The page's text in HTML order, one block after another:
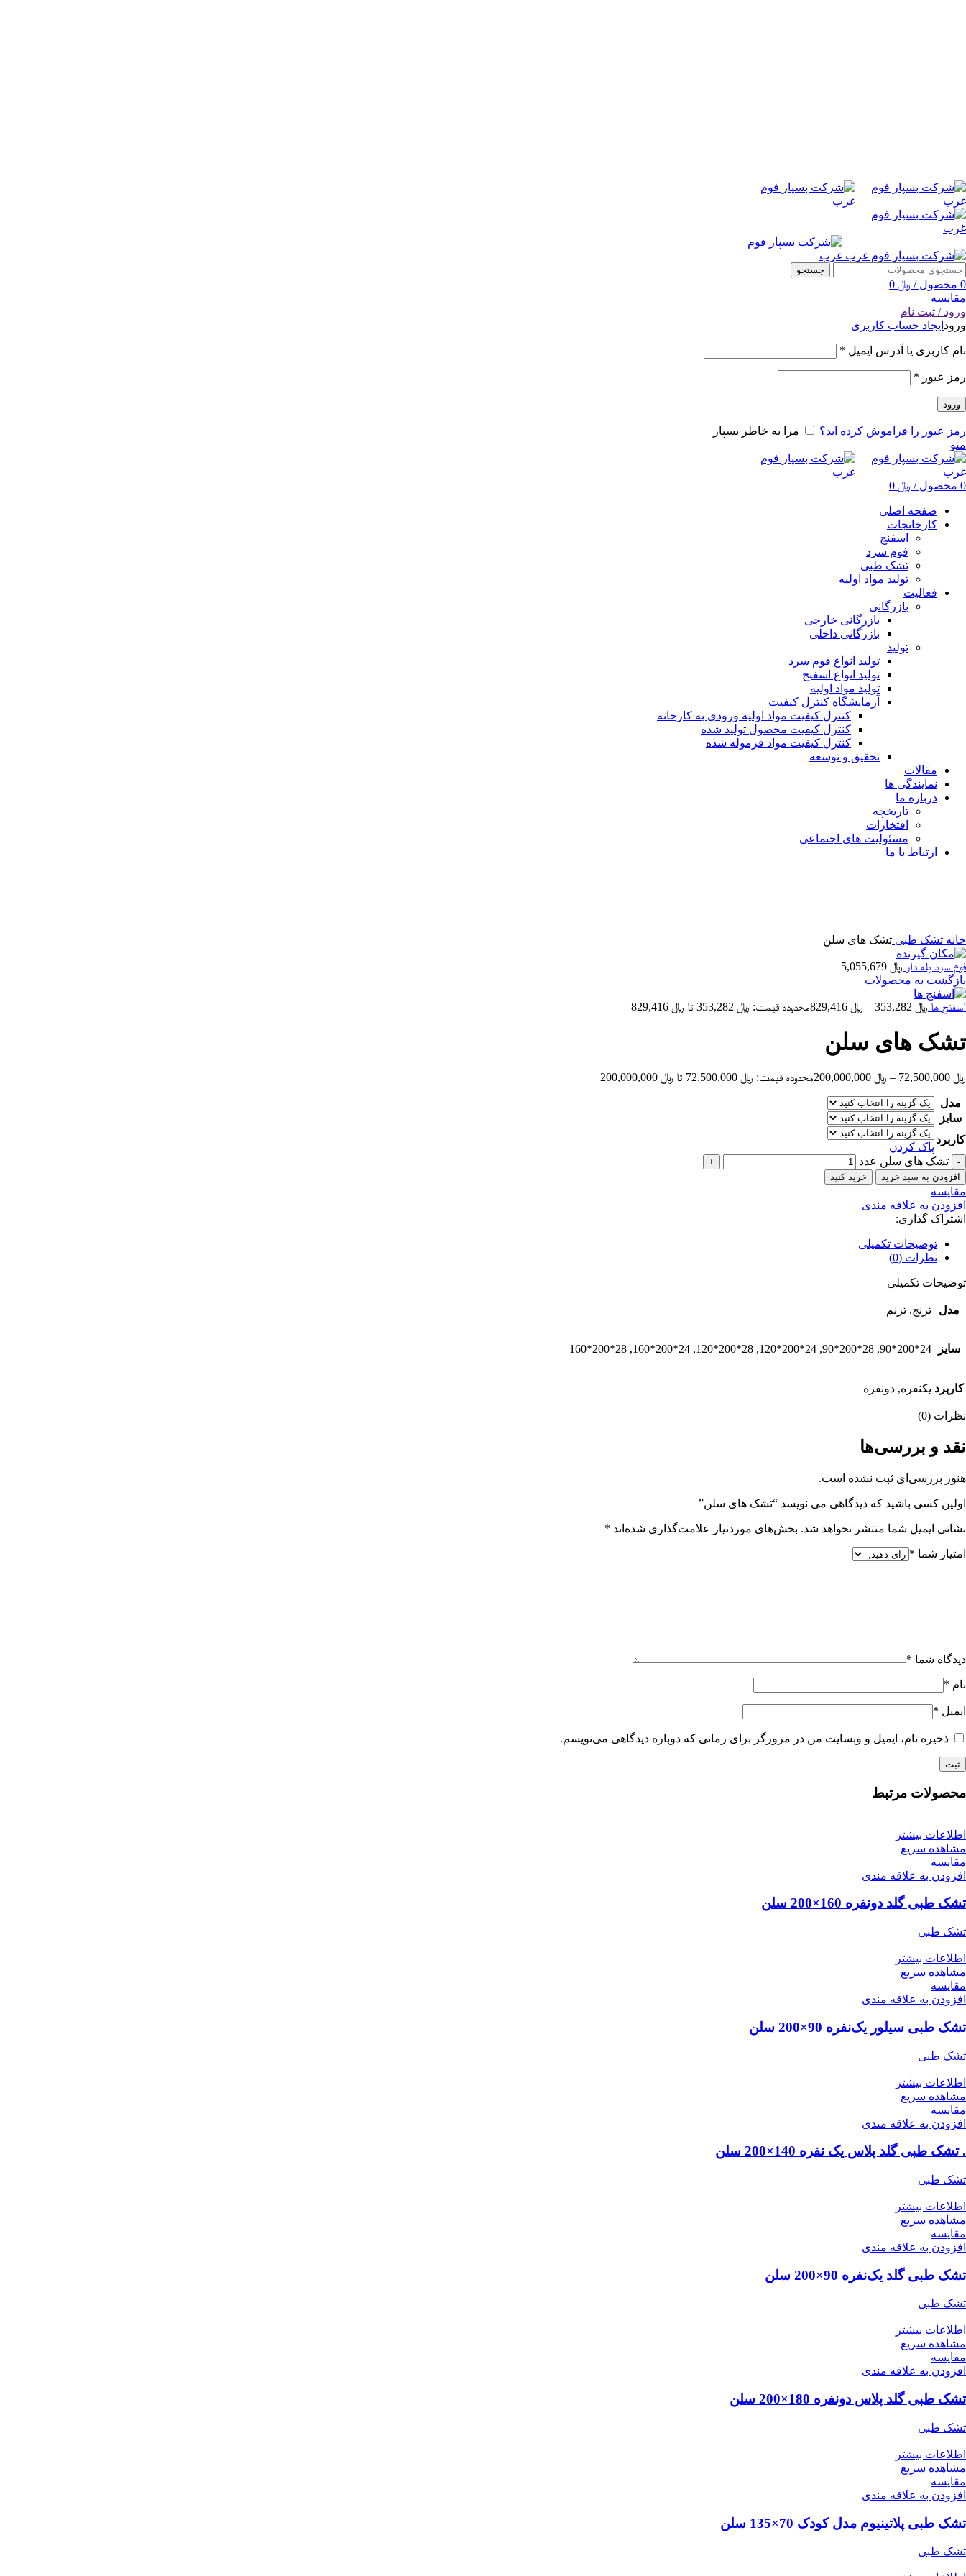
جستجو
0 محصول / ﷼
مقایسه
ورود / ثبت نام
ورود ایجاد حساب کاربری
نام کاربری یا آدرس ایمیل *
رمز عبور *
ورود
رمز عبور را فراموش کرده اید؟
مرا به خاطر بسپار
منو
0 محصول / ﷼
صفحه اصلی
کارخانجات
اسفنج
فوم سرد
تشک طبی
تولید مواد اولیه
فعالیت
بازرگانی
بازرگانی خارجی
بازرگانی داخلی
تولید
تولید انواع فوم سرد
تولید انواع اسفنج
تولید مواد اولیه
آزمایشگاه کنترل کیفیت
کنترل کیفیت مواد اولیه ورودی به کارخانه
کنترل کیفیت محصول تولید شده
کنترل کیفیت مواد فرموله شده
تحقیق و توسعه
مقالات
نمایندگی ها
درباره ما
تاریخچه
افتخارات
مسئولیت های اجتماعی
ارتباط با ما
خانه تشک طبی تشک های سلن
فوم سرد پله دار ﷼
بازگشت به محصولات
اسفنج ها ﷼ – ﷼ محدوده قیمت: ﷼ 353,282 تا ﷼ 829,416
تشک های سلن
﷼ – ﷼ محدوده قیمت: ﷼ 72,500,000 تا ﷼ 200,000,000
مدل
سایز
کاربرد
پاک کردن
تشک های سلن عدد
افزودن به سبد خرید خرید کنید
مقایسه
افزودن به علاقه مندی
اشتراک گذاری:
توضیحات تکمیلی
نظرات (0)
توضیحات تکمیلی
مدل ترنج, ترنم
سایز 24*200*90, 28*200*90, 24*200*120, 28*200*120, 24*200*160, 28*200*160
کاربرد یکنفره, دونفره
نظرات (0)
نقد و بررسی‌ها
هنوز بررسی‌ای ثبت نشده است.
اولین کسی باشید که دیدگاهی می نویسد “تشک های سلن”
نشانی ایمیل شما منتشر نخواهد شد. بخش‌های موردنیاز علامت‌گذاری شده‌اند *
امتیاز شما *
دیدگاه شما *
نام *
ایمیل *
ذخیره نام، ایمیل و وبسایت من در مرورگر برای زمانی که دوباره دیدگاهی می‌نویسم.
محصولات مرتبط
اطلاعات بیشتر
مشاهده سریع
مقایسه
افزودن به علاقه مندی
تشک طبی گلد دو‌نفره 160×200 سلن
تشک طبی
اطلاعات بیشتر
مشاهده سریع
مقایسه
افزودن به علاقه مندی
تشک طبی سیلور یک‌نفره 90×200 سلن
تشک طبی
اطلاعات بیشتر
مشاهده سریع
مقایسه
افزودن به علاقه مندی
. تشک طبی گلد پلاس یک نفره 140×200 سلن
تشک طبی
اطلاعات بیشتر
مشاهده سریع
مقایسه
افزودن به علاقه مندی
تشک طبی گلد یک‌نفره 90×200 سلن
تشک طبی
اطلاعات بیشتر
مشاهده سریع
مقایسه
افزودن به علاقه مندی
تشک طبی گلد پلاس دونفره 180×200 سلن
تشک طبی
اطلاعات بیشتر
مشاهده سریع
مقایسه
افزودن به علاقه مندی
تشک طبی پلاتینیوم مدل کودک 70×135 سلن
تشک طبی